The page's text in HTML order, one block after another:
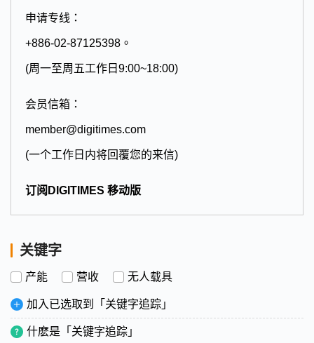
申请专线：
+886-02-87125398。
(周一至周五工作日9:00~18:00)
会员信箱：
member@digitimes.com
(一个工作日内将回覆您的来信)
订阅DIGITIMES 移动版
关键字
产能 营收 无人载具
加入已选取到「关键字追踪」
什麽是「关键字追踪」